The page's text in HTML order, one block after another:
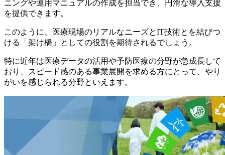
ニングや運用マニュアルの作成を担当でき、円滑な導入支援
を提供できます。
このように、医療現場のリアルなニーズとIT技術とを結びつ
ける「架け橋」としての役割を期待されるでしょう。
特に近年は医療データの活用や予防医療の分野が急成長して
おり、スピード感のある事業展開を求める方にとって、やり
がいを感じられる分野といえます。